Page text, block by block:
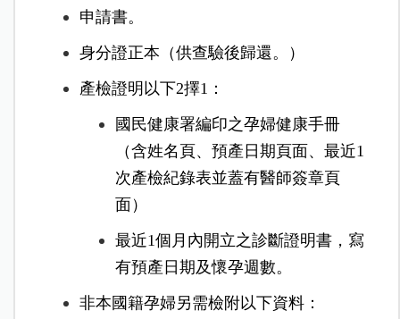
申請書。
身分證正本（供查驗後歸還。）
產檢證明以下2擇1：
國民健康署編印之孕婦健康手冊
（含姓名頁、預產日期頁面、最近1
次產檢紀錄表並蓋有醫師簽章頁
面）
最近1個月內開立之診斷證明書，寫
有預產日期及懷孕週數。
非本國籍孕婦另需檢附以下資料：